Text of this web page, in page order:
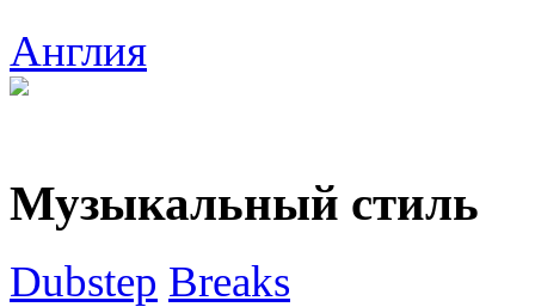
Англия
Музыкальный стиль
Dubstep Breaks